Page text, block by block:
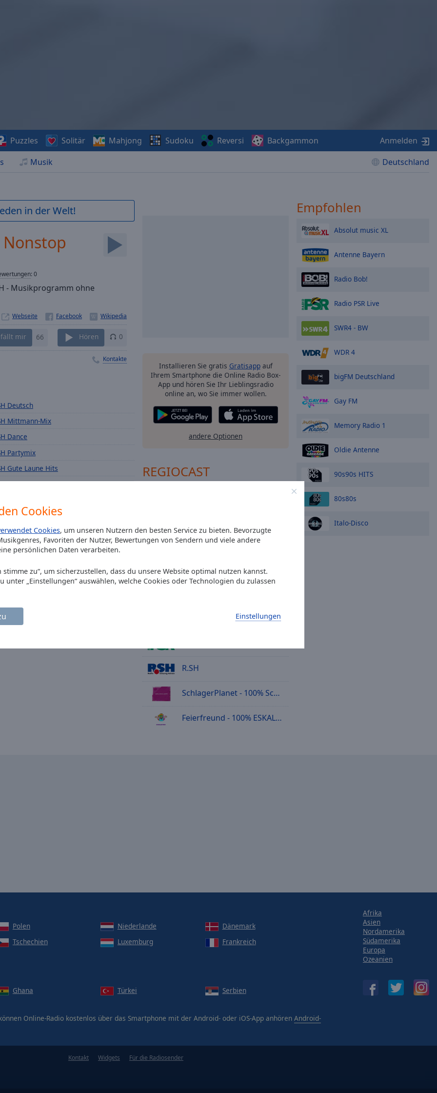
Cookies
Cookies, um unseren Nutzern den besten Service zu bieten. Bevorzugte
Favoriten der Nutzer, Bewertungen von Sendern und viele andere
persönlichen Daten verarbeiten.
stimme zu“, um sicherzustellen, dass du unsere Website optimal nutzen kannst.
unter „Einstellungen“ auswählen, welche Cookies oder Technologien du zulassen
Einstellungen
Musik Deutschland
Puzzles Solitär Mahjong Sudoku Reversi Backgammon Anmelden
in der Welt!
Nonstop
:0
- Musikprogramm ohne
Webseite
mir 66 Hören 0
Kontakte
Deutsch
Mittmann-Mix
Dance
Partymix
Gute Laune Hits
2000er
Sommerhits
Installieren Sie gratis Gratisappauf
Ihrem Smartphone die Online Radio Box-
App und hören Sie Ihr Lieblingsradio
online an, wo Sie immer wollen.
andere Optionen
REGIOCAST
90s90s HITS
R.SA Live
R.SH
SchlagerPlanet - 100% Schlager
Feierfreund - 100% ESKALATION
Empfohlen
Absolut music XL
Antenne Bayern
Radio Bob!
Radio PSR Live
SWR4 - BW
WDR 4
bigFM Deutschland
Gay FM
Memory Radio 1
Oldie Antenne
90s90s HITS
80s80s
Italo-Disco
Polen Niederlande
Dänemark
Tschechien Luxemburg
Frankreich
Ghana Türkei Serbien
Online-Radio kostenlos über das Smartphone mit der Android- oder iOS-App anhören Android-
Afrika
Asien
Nordamerika
Südamerika
Europa
Ozeanien
Kontakt Widgets Für die Radiosender